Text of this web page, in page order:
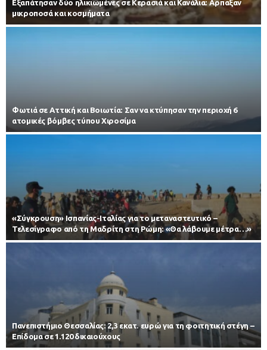
Εξαπάτησαν δύο ηλικιωμένες σε Κερασιά και Κανάλια: Αρπαξαν
μικροποσά και κοσμήματα
Φωτιά σε Αττική και Βοιωτία: Σαν να κτύπησαν την περιοχή 6
ατομικές βόμβες τύπου Χιροσίμα
«Σύγκρουση» Ισπανίας-Ιταλίας για το μεταναστευτικό –
Τελεσίγραφο από τη Μαδρίτη στη Ρώμη: «Θα λάβουμε μέτρα…»
Πανεπιστήμιο Θεσσαλίας: 2,3 εκατ. ευρώ για τη φοιτητική στέγη –
Επίδομα σε 1.120 δικαιούχους